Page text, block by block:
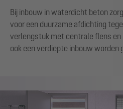
Bij inbouw in waterdicht beton
voor een duurzame afdichting
verlengstuk met centrale flens
ook een verdiepte inbouw worden